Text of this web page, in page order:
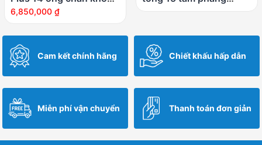
– 140 lít
6,850,000 ₫
Cam kết chính hãng Chiết khấu hấp dẫn
Miễn phí vận chuyển Thanh toán đơn giản